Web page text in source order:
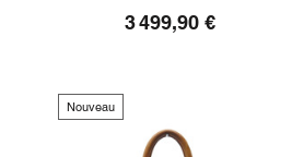
3 499,90 €
Nouveau